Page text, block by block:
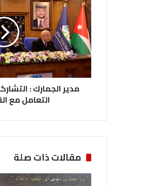
:
التشاركية
والحوكمة
عنوان
التعامل
مع
القطاع
الخاصمدير الجمارك :
التعامل مع
مقالات ذات صلة